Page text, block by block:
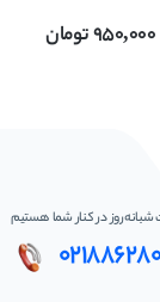
950,000تومان